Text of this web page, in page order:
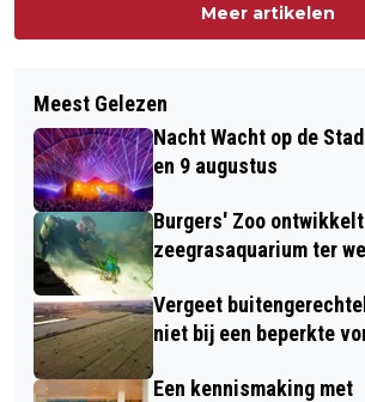
Meer artikelen
Meest Gelezen
Nacht Wacht op de
en 9 augustus
Burgers' Zoo
zeegrasaquarium ter
Vergeet
niet bij een beperkte
Een kennismaking met